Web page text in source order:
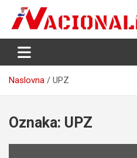
content
Nacija želi znati više
Naslovna UPZ
Oznaka: UPZ